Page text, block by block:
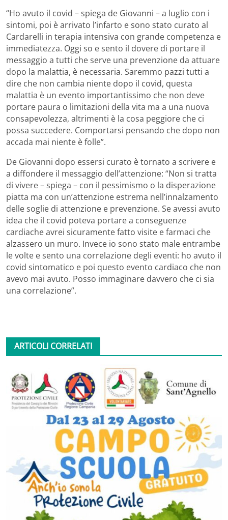
“Ho avuto il covid – spiega de Giovanni – a luglio con i
sintomi, poi è arrivato l’infarto e sono stato curato al
Cardarelli in terapia intensiva con grande competenza e
immediatezza. Oggi so e sento il dovere di portare il
messaggio a tutti che serve una prevenzione da attuare
dopo la malattia, è necessaria. Saremmo pazzi tutti a
dire che non cambia niente dopo il covid, questa
malattia è un evento importantissimo che non deve
portare paura o limitazioni della vita ma a una nuova
consapevolezza, altrimenti è la cosa peggiore che ci
possa succedere. Comportarsi pensando che dopo non
accada mai niente è folle”.
De Giovanni dopo essersi curato è tornato a scrivere e
a diffondere il messaggio dell’attenzione: “Non si tratta
di vivere – spiega – con il pessimismo o la disperazione
piatta ma con un’attenzione estrema nell’innalzamento
delle soglie di attenzione e prevenzione. Se avessi avuto
idea che il covid poteva portare a conseguenze
cardiache avrei sicuramente fatto visite e farmaci che
alzassero un muro. Invece io sono stato male entrambe
le volte e sento una correlazione degli eventi: ho avuto il
covid sintomatico e poi questo evento cardiaco che non
avevo mai avuto. Posso immaginare davvero che ci sia
una correlazione”.
ARTICOLI CORRELATI